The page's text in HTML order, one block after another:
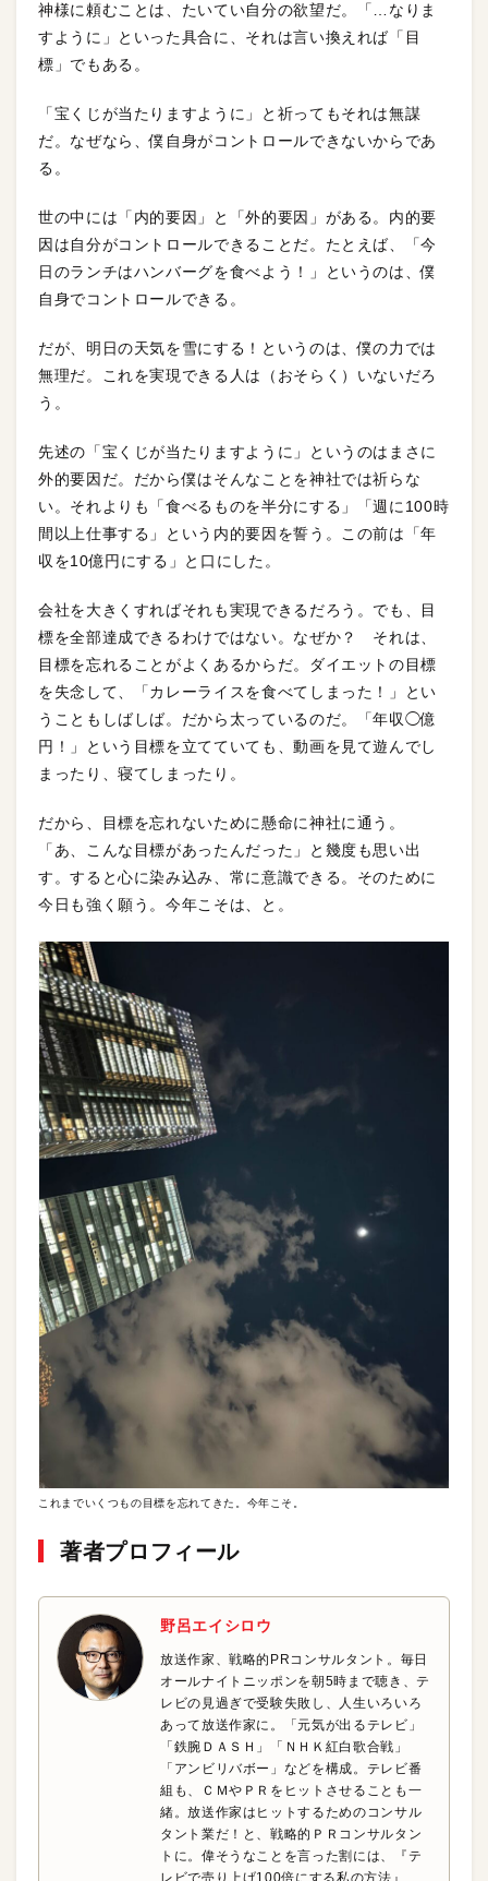
神様に頼むことは、たいてい自分の欲望だ。「…なりま
すように」といった具合に、それは言い換えれば「目
標」でもある。
「宝くじが当たりますように」と祈ってもそれは無謀
だ。なぜなら、僕自身がコントロールできないからであ
る。
世の中には「内的要因」と「外的要因」がある。内的要
因は自分がコントロールできることだ。たとえば、「今
日のランチはハンバーグを食べよう！」というのは、僕
自身でコントロールできる。
だが、明日の天気を雪にする！というのは、僕の力では
無理だ。これを実現できる人は（おそらく）いないだろ
う。
先述の「宝くじが当たりますように」というのはまさに
外的要因だ。だから僕はそんなことを神社では祈らな
い。それよりも「食べるものを半分にする」「週に100時
間以上仕事する」という内的要因を誓う。この前は「年
収を10億円にする」と口にした。
会社を大きくすればそれも実現できるだろう。でも、目
標を全部達成できるわけではない。なぜか？ それは、
目標を忘れることがよくあるからだ。ダイエットの目標
を失念して、「カレーライスを食べてしまった！」とい
うこともしばしば。だから太っているのだ。「年収◯億
円！」という目標を立てていても、動画を見て遊んでし
まったり、寝てしまったり。
だから、目標を忘れないために懸命に神社に通う。
「あ、こんな目標があったんだった」と幾度も思い出
す。すると心に染み込み、常に意識できる。そのために
今日も強く願う。今年こそは、と。
これまでいくつもの目標を忘れてきた。今年こそ。
著者プロフィール
野呂エイシロウ
放送作家、戦略的PRコンサルタント。毎日
オールナイトニッポンを朝5時まで聴き、テ
レビの見過ぎで受験失敗し、人生いろいろ
あって放送作家に。「元気が出るテレビ」
「鉄腕ＤＡＳＨ」「ＮＨＫ紅白歌合戦」
「アンビリバボー」などを構成。テレビ番
組も、ＣＭやＰＲをヒットさせることも一
緒。放送作家はヒットするためのコンサル
タント業だ！と、戦略的ＰＲコンサルタン
トに。偉そうなことを言った割には、『テ